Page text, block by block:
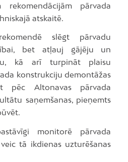
rekomendācijām pārvada
atskaitē.
slēgt pārvadu
bet atļauj gājēju un
kā arī turpināt plaisu
konstrukciju demontāžas
pēc Altonavas pārvada
saņemšanas, pieņemts
monitorē pārvada
tā ikdienas uzturēšanas